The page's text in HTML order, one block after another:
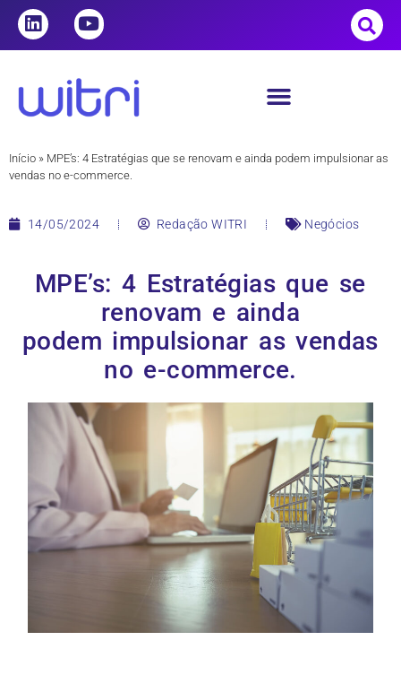
Início » MPE’s: 4 Estratégias que se renovam e ainda podem impulsionar as
vendas no e-commerce.
14/05/2024 Redação WITRI Negócios
MPE’s: 4 Estratégias que se
renovam e ainda
podem impulsionar as vendas
no e-commerce.